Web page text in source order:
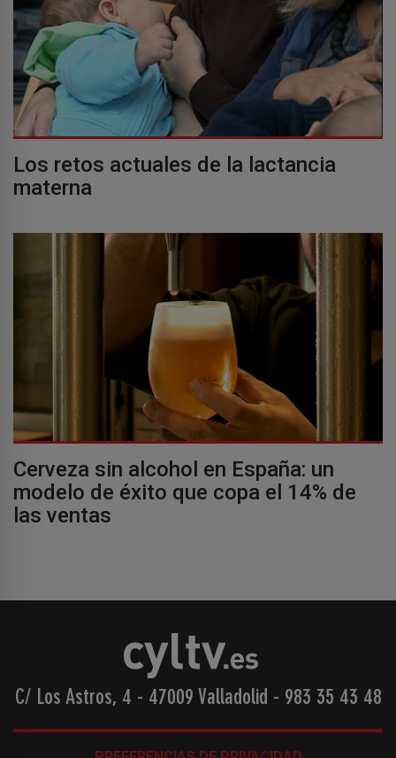
Los retos actuales de la lactancia
materna
Cerveza sin alcohol en España: un
modelo de éxito que copa el 14% de
las ventas
C/ Los Astros, 4 - 47009 Valladolid - 983 35 43 48